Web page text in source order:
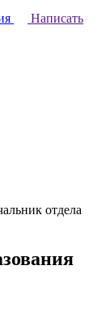
Написать
отдела